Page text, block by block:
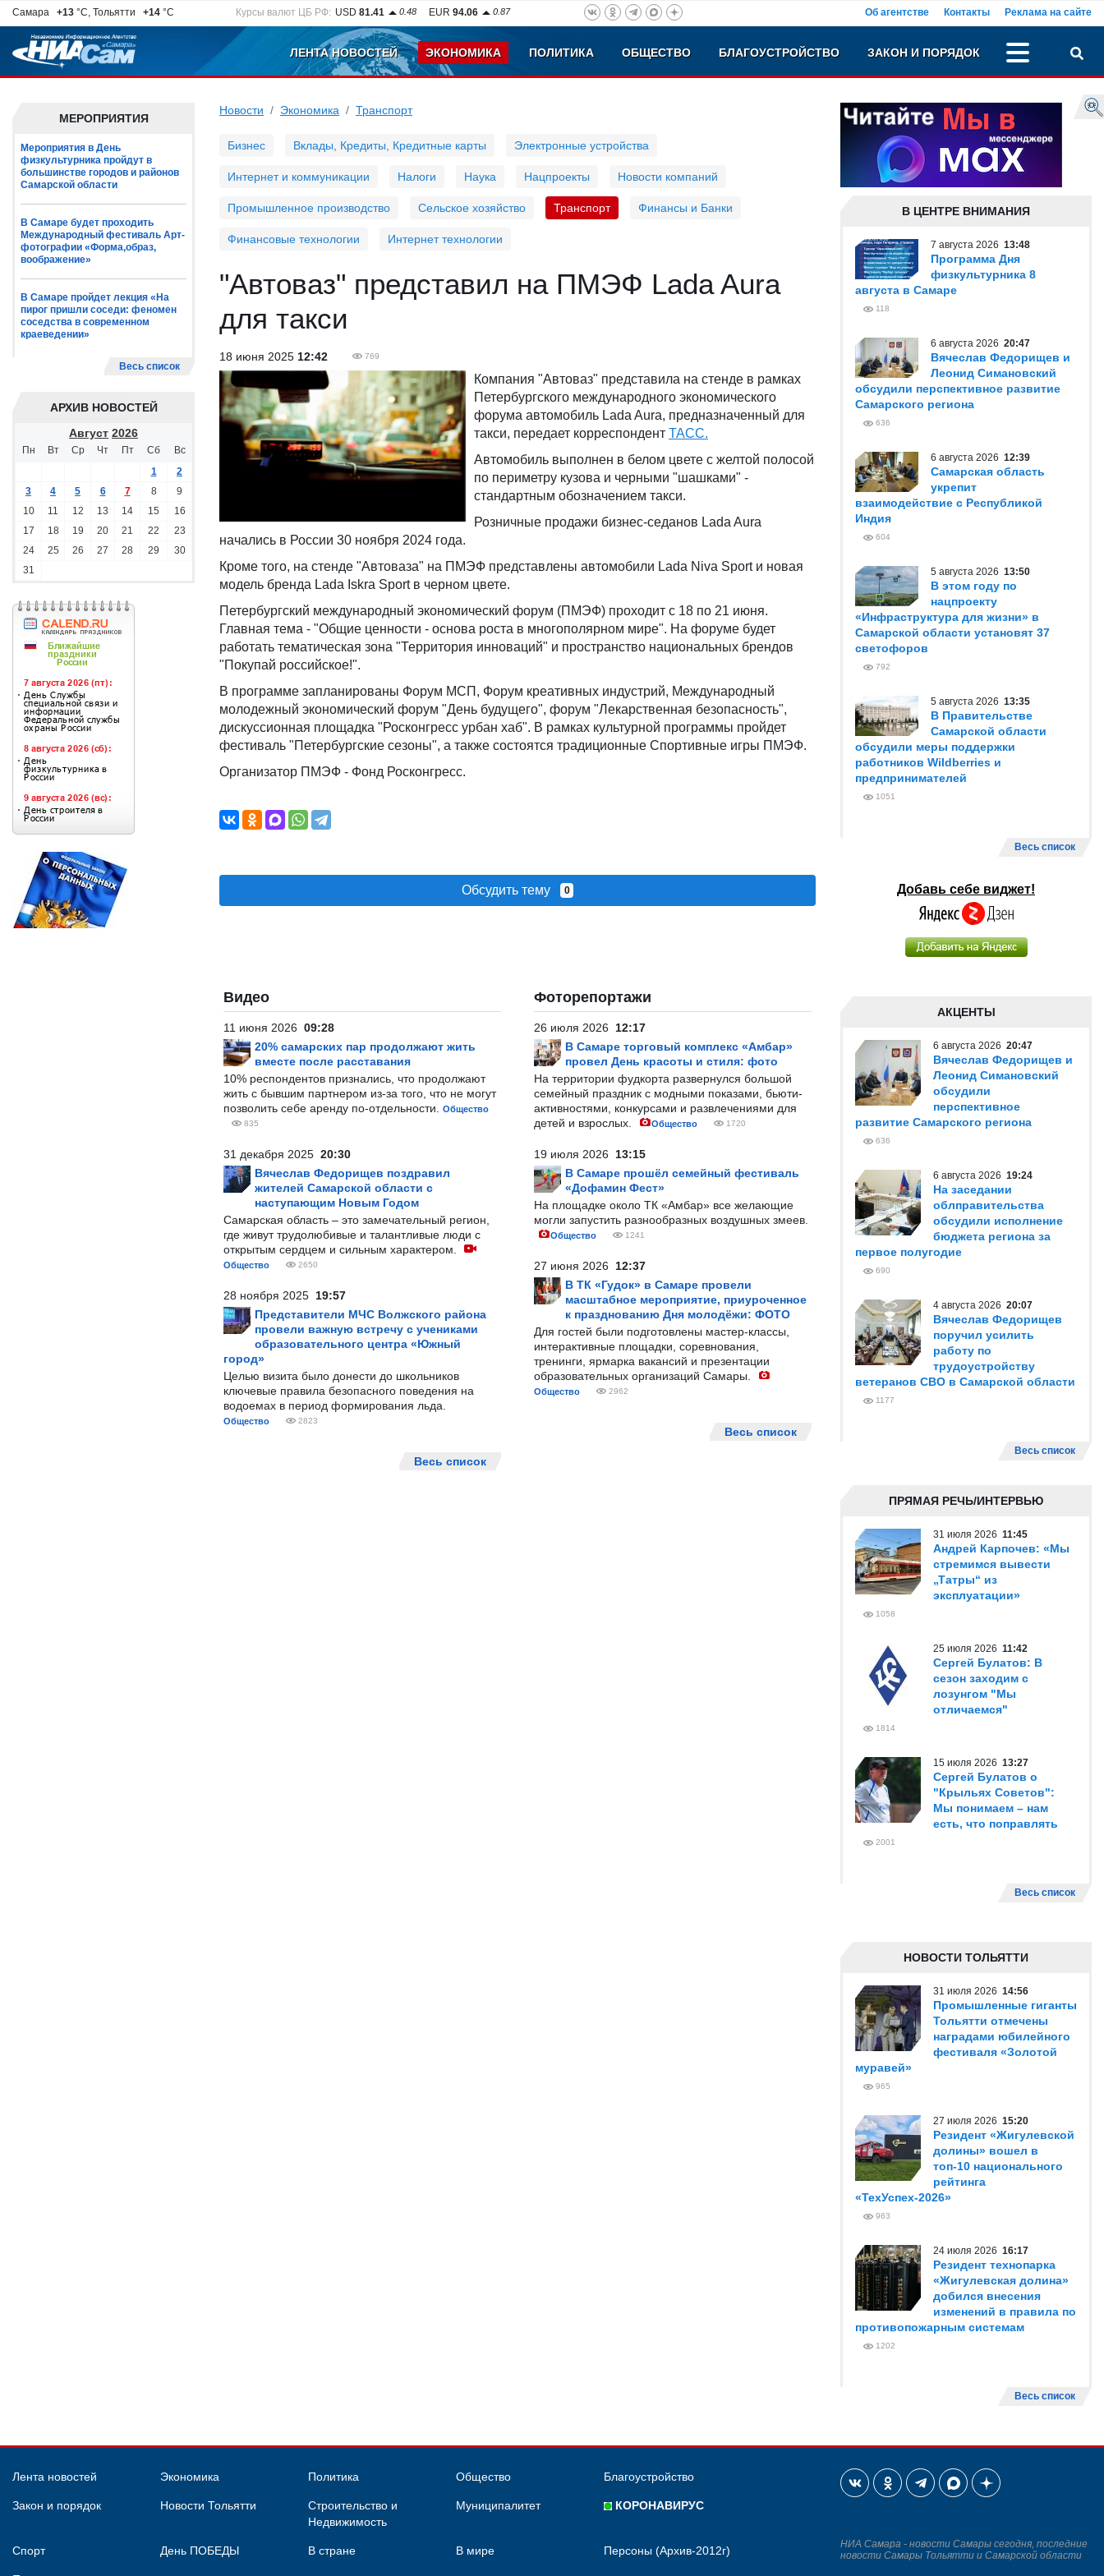
Самара +13 °C, Тольятти +14 °C Курсы валют ЦБ РФ: USD 81.41 0.48 EUR 94.06 0.87 Об агентстве Контакты Реклама на сайте
ЛЕНТА НОВОСТЕЙ ЭКОНОМИКА ПОЛИТИКА ОБЩЕСТВО БЛАГОУСТРОЙСТВО ЗАКОН И ПОРЯДОК
МЕРОПРИЯТИЯ
Мероприятия в День
физкультурника пройдут в
большинстве городов и районов
Самарской области
В Самаре будет проходить
Международный фестиваль Арт-
фотографии «Форма,образ,
воображение»
В Самаре пройдет лекция «На
пирог пришли соседи: феномен
соседства в современном
краеведении»
Весь список
АРХИВ НОВОСТЕЙ
Август 2026
Пн Вт Ср Чт Пт Сб
Вс
1
2
3
4 5 6 7 8
9
10
11 12 13 14 15
16
17
18 19 20 21 22
23
24
25 26 27 28 29
30
31
Новости Экономика Транспорт
Бизнес Вклады, Кредиты, Кредитные карты Электронные устройства
Интернет и коммуникации Налоги Наука Нацпроекты Новости компаний
Промышленное производство Сельское хозяйство Транспорт Финансы и Банки
Финансовые технологии Интернет технологии
"Автоваз" представил на ПМЭФ Lada Aura
для такси
18 июня 2025 12:42 769
Компания "Автоваз" представила на стенде в рамках
Петербургского международного экономического
форума автомобиль Lada Aura, предназначенный для
такси, передает корреспондент ТАСС.
Автомобиль выполнен в белом цвете с желтой полосой
по периметру кузова и черными "шашками" -
стандартным обозначением такси.
Розничные продажи бизнес-седанов Lada Aura
начались в России 30 ноября 2024 года.
Кроме того, на стенде "Автоваза" на ПМЭФ представлены автомобили Lada Niva Sport и новая
модель бренда Lada Iskra Sport в черном цвете.
Петербургский международный экономический форум (ПМЭФ) проходит с 18 по 21 июня.
Главная тема - "Общие ценности - основа роста в многополярном мире". На форуме будет
работать тематическая зона "Территория инноваций" и пространство национальных брендов
"Покупай российское!".
В программе запланированы Форум МСП, Форум креативных индустрий, Международный
молодежный экономический форум "День будущего", форум "Лекарственная безопасность",
дискуссионная площадка "Росконгресс урбан хаб". В рамках культурной программы пройдет
фестиваль "Петербургские сезоны", а также состоятся традиционные Спортивные игры ПМЭФ.
Организатор ПМЭФ - Фонд Росконгресс.
Обсудить тему 0
Видео
11 июня 2026 09:28
20% самарских пар продолжают жить
вместе после расставания
10% респондентов признались, что продолжают
жить с бывшим партнером из-за того, что не могут
позволить себе аренду по-отдельности.
Общество
835
31 декабря 2025 20:30
Вячеслав Федорищев поздравил
жителей Самарской области с
наступающим Новым Годом
Самарская область – это замечательный регион,
где живут трудолюбивые и талантливые люди с
открытым сердцем и сильным характером.
Общество 2650
28 ноября 2025 19:57
Представители МЧС Волжского района
провели важную встречу с учениками
образовательного центра «Южный
город»
Целью визита было донести до школьников
ключевые правила безопасного поведения на
водоемах в период формирования льда.
Общество 2823
Весь список
Фоторепортажи
26 июля 2026 12:17
В Самаре торговый комплекс «Амбар»
провел День красоты и стиля: фото
На территории фудкорта развернулся большой
семейный праздник с модными показами, бьюти-
активностями, конкурсами и развлечениями для
детей и взрослых.
Общество 1720
19 июля 2026 13:15
В Самаре прошёл семейный фестиваль
«Дофамин Фест»
На площадке около ТК «Амбар» все желающие
могли запустить разнообразных воздушных змеев.
Общество 1241
27 июня 2026 12:37
В ТК «Гудок» в Самаре провели
масштабное мероприятие, приуроченное
к празднованию Дня молодёжи: ФОТО
Для гостей были подготовлены мастер-классы,
интерактивные площадки, соревнования,
тренинги, ярмарка вакансий и презентации
образовательных организаций Самары.
Общество 2962
Весь список
В ЦЕНТРЕ ВНИМАНИЯ
7 августа 2026 13:48
Программа Дня
физкультурника 8
августа в Самаре
118
6 августа 2026 20:47
Вячеслав Федорищев и
Леонид Симановский
обсудили перспективное развитие
Самарского региона
636
6 августа 2026 12:39
Самарская область
укрепит
взаимодействие с Республикой
Индия
604
5 августа 2026 13:50
В этом году по
нацпроекту
«Инфраструктура для жизни» в
Самарской области установят 37
светофоров
792
5 августа 2026 13:35
В Правительстве
Самарской области
обсудили меры поддержки
работников Wildberries и
предпринимателей
1051
Весь список
Добавь себе виджет!
АКЦЕНТЫ
6 августа 2026 20:47
Вячеслав Федорищев и
Леонид Симановский
обсудили
перспективное
развитие Самарского региона
636
6 августа 2026 19:24
На заседании
облправительства
обсудили исполнение
бюджета региона за
первое полугодие
690
4 августа 2026 20:07
Вячеслав Федорищев
поручил усилить
работу по
трудоустройству
ветеранов СВО в Самарской области
1177
Весь список
ПРЯМАЯ РЕЧЬ/ИНТЕРВЬЮ
31 июля 2026 11:45
Андрей Карпочев: «Мы
стремимся вывести
„Татры“ из
эксплуатации»
1058
25 июля 2026 11:42
Сергей Булатов: В
сезон заходим с
лозунгом "Мы
отличаемся"
1814
15 июля 2026 13:27
Сергей Булатов о
"Крыльях Советов":
Мы понимаем – нам
есть, что поправлять
2001
Весь список
НОВОСТИ ТОЛЬЯТТИ
31 июля 2026 14:56
Промышленные гиганты
Тольятти отмечены
наградами юбилейного
фестиваля «Золотой
муравей»
965
27 июля 2026 15:20
Резидент «Жигулевской
долины» вошел в
топ-10 национального
рейтинга
«ТехУспех-2026»
963
24 июля 2026 16:17
Резидент технопарка
«Жигулевская долина»
добился внесения
изменений в правила по
противопожарным системам
1202
Весь список
Лента новостей Экономика Политика Общество Благоустройство
Закон и порядок Новости Тольятти
Строительство и
Недвижимость
Муниципалитет КОРОНАВИРУС
Спорт День ПОБЕДЫ В стране В мире Персоны (Архив-2012г)
НИА Самара - новости Самары сегодня, последние
новости Самары Тольятти и Самарской области